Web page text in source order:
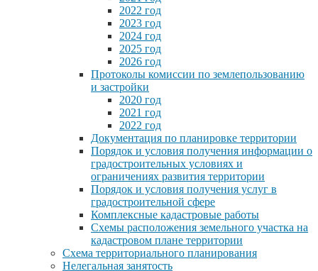
2022 год
2023 год
2024 год
2025 год
2026 год
Протоколы комиссии по землепользованию
и застройки
2020 год
2021 год
2022 год
Документация по планировке территории
Порядок и условия получения информации о
градостроительных условиях и
ограничениях развития территории
Порядок и условия получения услуг в
градостроительной сфере
Комплексные кадастровые работы
Схемы расположения земельного участка на
кадастровом плане территории
Схема территориального планирования
Нелегальная занятость